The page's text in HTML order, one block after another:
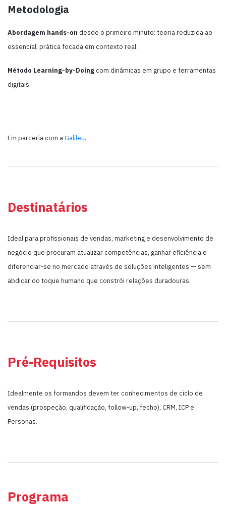
Metodologia
Abordagem hands-on desde o primeiro minuto: teoria reduzida ao
essencial, prática focada em contexto real.
Método Learning-by-Doing com dinâmicas em grupo e ferramentas
digitais.
Em parceria com aGalileu.
Destinatários
Ideal para profissionais de vendas, marketing e desenvolvimento de
negócio que procuram atualizar competências, ganhar eficiência e
diferenciar-se no mercado através de soluções inteligentes — sem
abdicar do toque humano que constrói relações duradouras.
Pré-Requisitos
Idealmente os formandos devem ter conhecimentos de ciclo de
vendas (prospeção, qualificação, follow-up, fecho), CRM, ICP e
Personas.
Programa